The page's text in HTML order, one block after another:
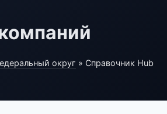
округ » Справочник Hub